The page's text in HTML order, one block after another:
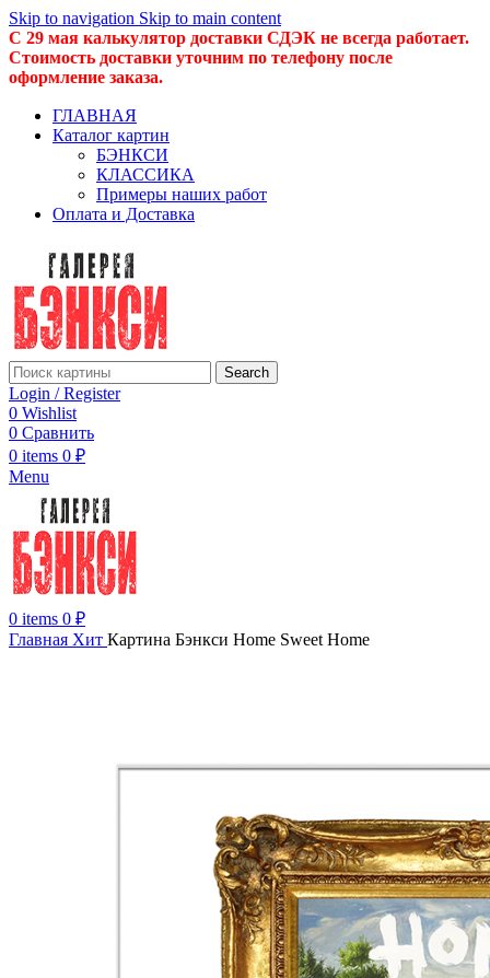
Skip to navigation Skip to main content
С 29 мая калькулятор доставки СДЭК не всегда работает.
Стоимость доставки уточним по телефону после
оформление заказа.
ГЛАВНАЯ
Каталог картин
БЭНКСИ
КЛАССИКА
Примеры наших работ
Оплата и Доставка
Search
Login / Register
0 Wishlist
0 Сравнить
0 items 0 ₽
Menu
0 items 0 ₽
Главная Хит Картина Бэнкси Home Sweet Home